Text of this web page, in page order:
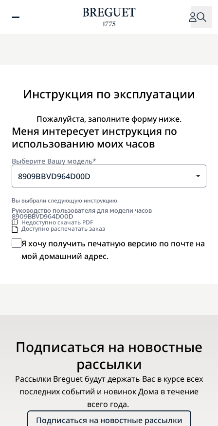
Инструкция по эксплуатации
Пожалуйста, заполните форму ниже.
Меня интересует инструкция по
использованию моих часов
Выберите Вашу модель*
8909BBVD964D00D
Вы выбрали следующую инструкцию
Руководство пользователя для модели часов
8909BBVD964D00D
Недоступно скачать PDF
Доступно распечатать заказ
Я хочу получить печатную версию по почте на
мой домашний адрес.
Подписаться на новостные
рассылки
Рассылки Breguet будут держать Вас в курсе всех
последних событий и новинок Дома в течение
всего года.
Подписаться на новостные рассылки